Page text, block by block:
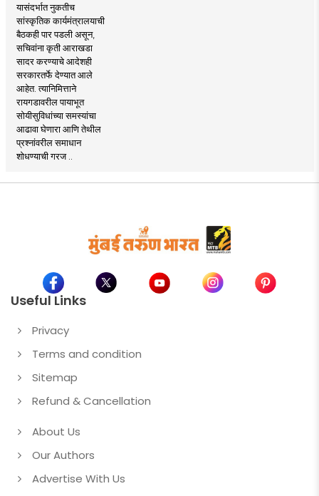
यासंदर्भात नुकतीच
सांस्कृतिक कार्यमंत्रालयाची
बैठकही पार पडली असून,
सचिवांना कृती आराखडा
सादर करण्याचे आदेशही
सरकारतर्फे देण्यात आले
आहेत. त्यानिमित्ताने
रायगडावरील पायाभूत
सोयीसुविधांच्या समस्यांचा
आढावा घेणारा आणि तेथील
प्रश्नांवरील समाधान
शोधण्याची गरज ..
Useful Links
Privacy
Terms and condition
Sitemap
Refund & Cancellation
About Us
Our Authors
Advertise With Us